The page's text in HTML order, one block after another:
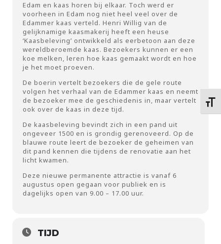
Edam en kaas horen bij elkaar. Toch werd er
voorheen in Edam nog niet heel veel over de
Edammer kaas verteld. Henri Willig van de
gelijknamige kaasmakerij heeft een heuse
‘Kaasbeleving’ ontwikkeld als eerbetoon aan deze
wereldberoemde kaas. Bezoekers kunnen er een
koe melken, leren hoe kaas gemaakt wordt en hoe
je het moet proeven.
De boerin vertelt bezoekers die de gele route
volgen het verhaal van de Edammer kaas en neemt
de bezoeker mee de geschiedenis in, maar vertelt
ook over de kaas in deze tijd.
De kaasbeleving bevindt zich in een pand uit
ongeveer 1500 en is grondig gerenoveerd. Op de
blauwe route leert de bezoeker de geheimen van
dit pand kennen die tijdens de renovatie aan het
licht kwamen.
Deze nieuwe permanente attractie is vanaf 6
augustus open gegaan voor publiek en is
dagelijks open van 9.00 – 17.00 uur.
TIJD